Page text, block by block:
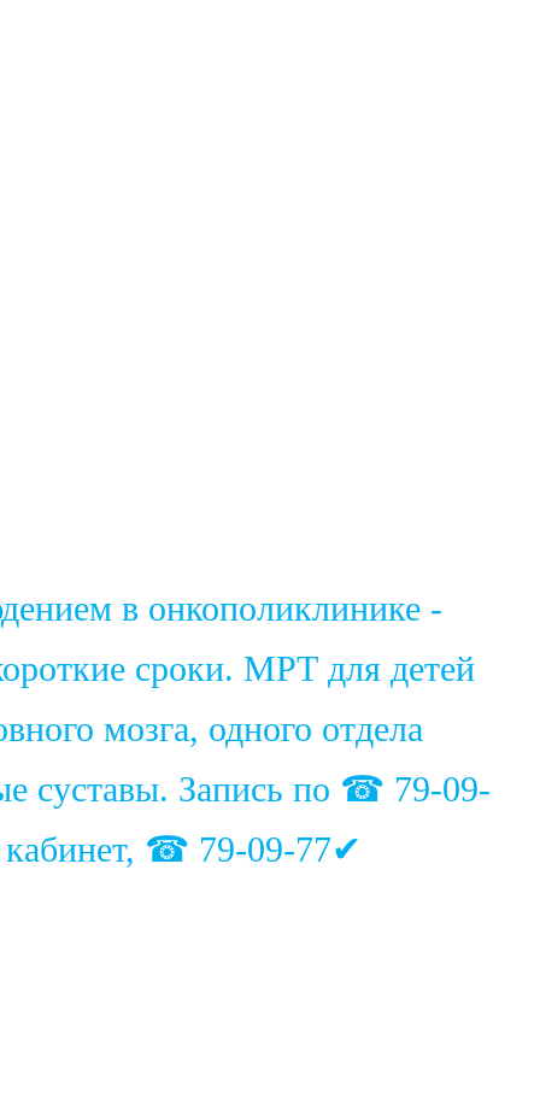
в онкополиклинике -
сроки. МРТ для детей
мозга, одного отдела
суставы. Запись по ☎ 79-09-
кабинет, ☎ 79-09-77✔